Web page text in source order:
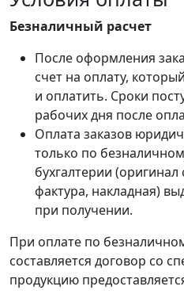
Безналичный расчет
После оформления
счет на оплату,
и оплатить. Сроки
рабочих дня после
Оплата заказов
только по
бухгалтерии (оригинал
фактура, накладная)
при получении.
При оплате по
составляется договор со
продукцию